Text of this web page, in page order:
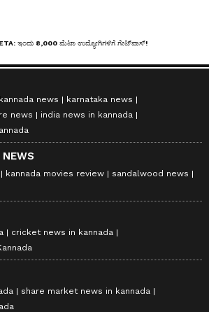
news
karnataka news
news
india news in kannada
kannada movies review
sandalwood news
cricket news in kannada
share market news in kannada